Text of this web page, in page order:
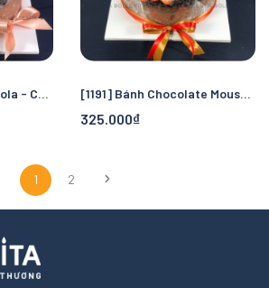
[1204] Bánh Kem socola - Chocolate mousse [1191] Bánh Chocolate Mousse cho tín đồ socola – Vị đắng nhẹ, mịn mát
325.000₫
1 2